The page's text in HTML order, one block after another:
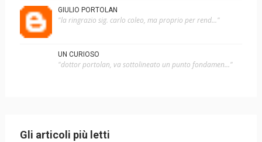
GIULIO PORTOLAN
"la ringrazio sig. carlo coleo, ma proprio per rend..."
UN CURIOSO
"dottor portolan, va sottolineato un punto fondamen..."
Gli articoli più letti